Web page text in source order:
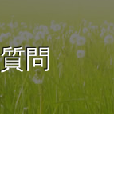
問